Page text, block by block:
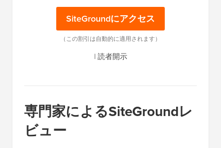
SiteGroundにアクセス
（この割引は自動的に適用されます）
| 読者開示
専門家によるSiteGroundレ
ビュー